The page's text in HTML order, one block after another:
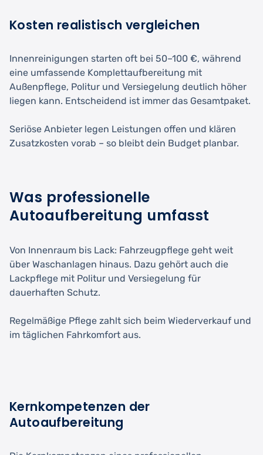
Kosten realistisch vergleichen
Innenreinigungen starten oft bei 50–100 €, während
eine umfassende Komplettaufbereitung mit
Außenpflege, Politur und Versiegelung deutlich höher
liegen kann. Entscheidend ist immer das Gesamtpaket.
Seriöse Anbieter legen Leistungen offen und klären
Zusatzkosten vorab – so bleibt dein Budget planbar.
Was professionelle
Autoaufbereitung umfasst
Von Innenraum bis Lack: Fahrzeugpflege geht weit
über Waschanlagen hinaus. Dazu gehört auch die
Lackpflege mit Politur und Versiegelung für
dauerhaften Schutz.
Regelmäßige Pflege zahlt sich beim Wiederverkauf und
im täglichen Fahrkomfort aus.
Kernkompetenzen der
Autoaufbereitung